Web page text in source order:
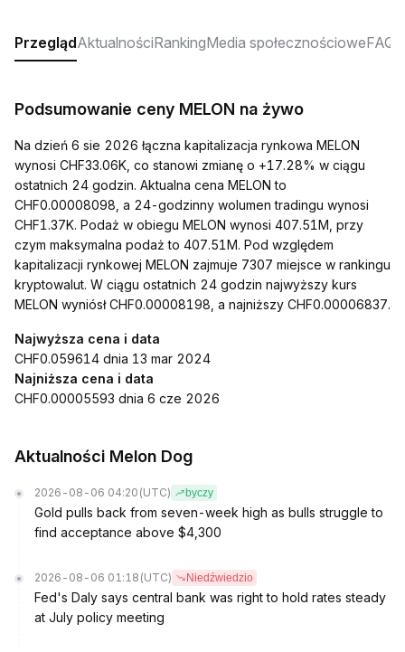
PrzeglądAktualnościRankingMedia społecznościoweFAQ
Podsumowanie ceny MELON na żywo
Na dzień 6 sie 2026 łączna kapitalizacja rynkowa MELON
wynosi CHF33.06K, co stanowi zmianę o +17.28% w ciągu
ostatnich 24 godzin. Aktualna cena MELON to
CHF0.00008098, a 24-godzinny wolumen tradingu wynosi
CHF1.37K. Podaż w obiegu MELON wynosi 407.51M, przy
czym maksymalna podaż to 407.51M. Pod względem
kapitalizacji rynkowej MELON zajmuje 7307 miejsce w rankingu
kryptowalut. W ciągu ostatnich 24 godzin najwyższy kurs
MELON wyniósł CHF0.00008198, a najniższy CHF0.00006837.
Najwyższa cena i data
CHF0.059614 dnia 13 mar 2024
Najniższa cena i data
CHF0.00005593 dnia 6 cze 2026
Aktualności Melon Dog
2026-08-06 04:20 (UTC) byczy
Gold pulls back from seven-week high as bulls struggle to
find acceptance above $4,300
2026-08-06 01:18 (UTC) Niedźwiedzio
Fed's Daly says central bank was right to hold rates steady
at July policy meeting